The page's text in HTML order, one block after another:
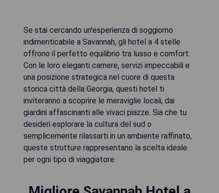
Se stai cercando un'esperienza di soggiorno
indimenticabile a Savannah, gli hotel a 4 stelle
offrono il perfetto equilibrio tra lusso e comfort.
Con le loro eleganti camere, servizi impeccabili e
una posizione strategica nel cuore di questa
storica città della Georgia, questi hotel ti
inviteranno a scoprire le meraviglie locali, dai
giardini affascinanti alle vivaci piazze. Sia che tu
desideri esplorare la cultura del sud o
semplicemente rilassarti in un ambiente raffinato,
queste strutture rappresentano la scelta ideale
per ogni tipo di viaggiatore.